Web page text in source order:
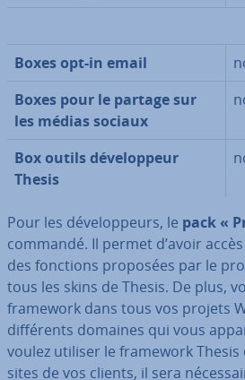
Boxes opt-in email
Boxes pour le partage sur
les médias sociaux
Box outils dé­ve­lop­peur
Thesis
Pour les dé­ve­lop­peurs, le pack «
com­mandé. Il permet d’avoir
des fonctions proposées par le
tous les skins de Thesis. De plus,
framework dans tous vos projets
dif­fé­rents domaines qui vous
voulez utiliser le framework
sites de vos clients, il sera